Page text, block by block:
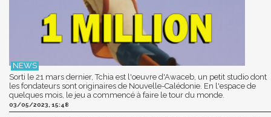
Sorti le 21 mars dernier, Tchia est l'oeuvre d'Awaceb, un petit studio dont
les fondateurs sont originaires de Nouvelle-Calédonie. En l'espace de
quelques mois, le jeu a commencé à faire le tour du monde.
03/05/2023, 15:48